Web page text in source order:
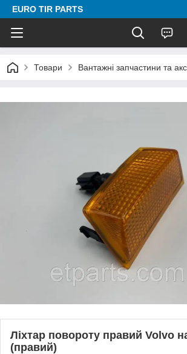
EURO TIR PARTS
Товари Вантажні запчастини та
Ліхтар повороту правий Volvo
(правий)